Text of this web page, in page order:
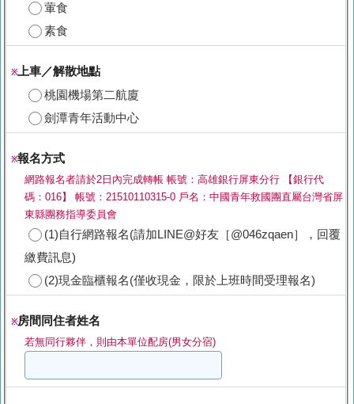
葷食
素食
※上車／解散地點
桃園機場第二航廈
劍潭青年活動中心
※報名方式
網路報名者請於2日內完成轉帳 帳號：高雄銀行屏東分行 【銀行代
碼：016】 帳號：21510110315-0 戶名：中國青年救國團直屬台灣省屏
東縣團務指導委員會
(1)自行網路報名(請加LINE@好友［@046zqaen］，回覆
繳費訊息)
(2)現金臨櫃報名(僅收現金，限於上班時間受理報名)
※房間同住者姓名
若無同行夥伴，則由本單位配房(男女分宿)